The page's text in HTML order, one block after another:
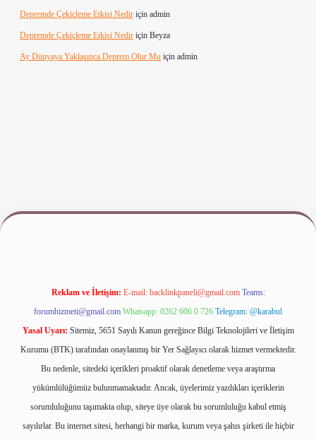
Depremde Çekiçleme Etkisi Nedir için admin
Depremde Çekiçleme Etkisi Nedir için Beyza
Ay Dünyaya Yaklaşınca Deprem Olur Mu için admin
Reklam ve İletişim: E-mail: backlinkpaneli@gmail.com Teams:
forumhizmeti@gmail.com Whatsapp: 0262 606 0 726 Telegram: @karabul
Yasal Uyarı: Sitemiz, 5651 Sayılı Kanun gereğince Bilgi Teknolojileri ve İletişim
Kurumu (BTK) tarafından onaylanmış bir Yer Sağlayıcı olarak hizmet vermektedir.
Bu nedenle, sitedeki içerikleri proaktif olarak denetleme veya araştırma
yükümlülüğümüz bulunmamaktadır. Ancak, üyelerimiz yazdıkları içeriklerin
sorumluluğunu taşımakta olup, siteye üye olarak bu sorumluluğu kabul etmiş
sayılırlar. Bu internet sitesi, herhangi bir marka, kurum veya şahıs şirketi ile hiçbir